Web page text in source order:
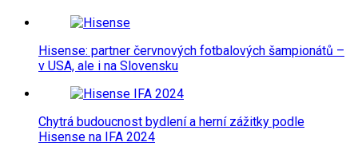
Hisense: partner červnových fotbalových šampionátů –
v USA, ale i na Slovensku
Chytrá budoucnost bydlení a herní zážitky podle
Hisense na IFA 2024